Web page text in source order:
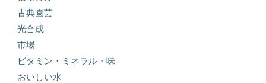
古典園芸
光合成
市場
ビタミン・ミネラル・味
おいしい水